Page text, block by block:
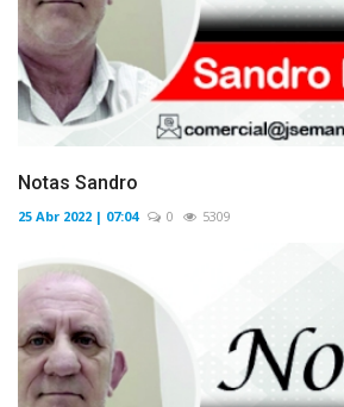
Notas Sandro
25 Abr 2022 | 07:04 0 5309